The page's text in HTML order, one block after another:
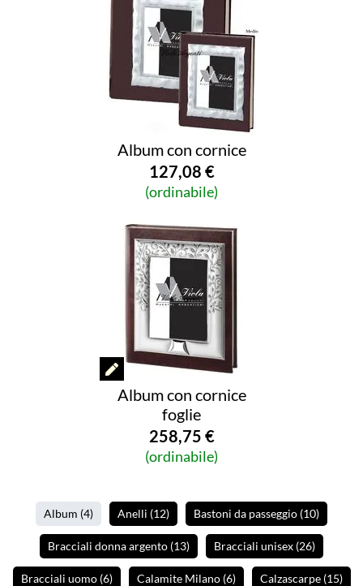
Album con cornice
127,08 €
(ordinabile)
Album con cornice
foglie
258,75 €
(ordinabile)
Album (4) Anelli (12) Bastoni da passeggio (10)
Bracciali donna argento (13) Bracciali unisex (26)
Bracciali uomo (6) Calamite Milano (6) Calzascarpe (15)